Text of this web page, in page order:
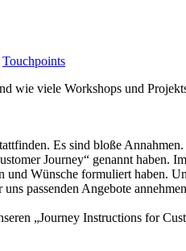
Touchpoints
viele Workshops und
Es sind bloße
Journey“ genannt haben.
Wünsche formuliert haben.
passenden Angebote
„Journey Instructions for